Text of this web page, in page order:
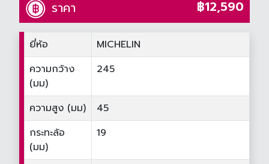
ราคา ฿12,590
ยี่ห้อ
MICHELIN
ความกว้าง
(มม)
245
ความสูง (มม)
45
กระทะล้อ
(มม)
19